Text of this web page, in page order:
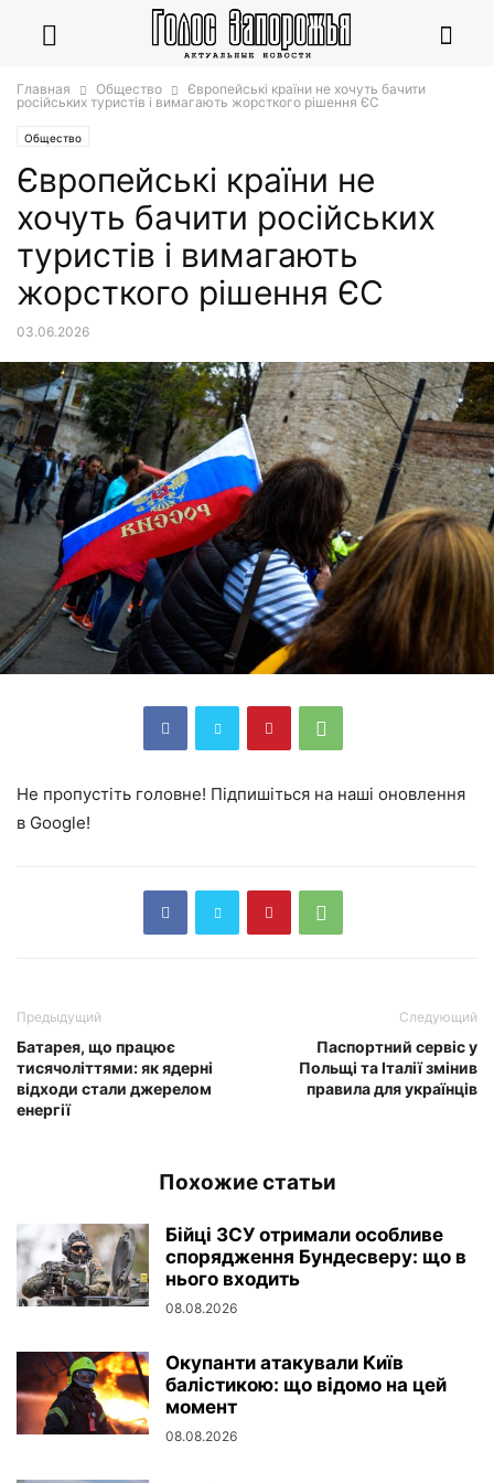
Главная Общество
Європейські країни не хочуть бачити
російських туристів і вимагають жорсткого рішення ЄС
Общество
Європейські країни не
хочуть бачити російських
туристів і вимагають
жорсткого рішення ЄС
03.06.2026
Не пропустіть головне! Підпишіться на наші оновлення
в Google!
Предыдущий
Батарея, що працює
тисячоліттями: як ядерні
відходи стали джерелом
енергії
Следующий
Паспортний сервіс у
Польщі та Італії змінив
правила для українців
Похожие статьи
Бійці ЗСУ отримали особливе
спорядження Бундесверу: що в
нього входить
08.08.2026
Окупанти атакували Київ
балістикою: що відомо на цей
момент
08.08.2026